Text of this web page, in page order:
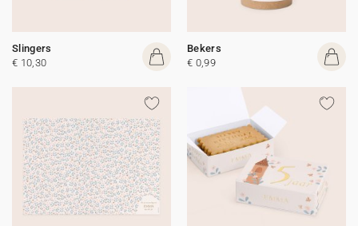
Slingers
€ 10,30
Bekers
€ 0,99